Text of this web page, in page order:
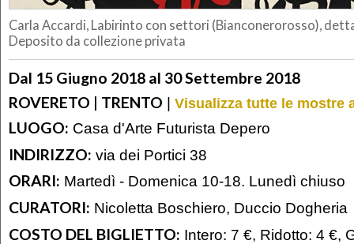
Carla Accardi, Labirinto con settori (Bianconerorosso),
Deposito da collezione privata
Dal 15 Giugno 2018 al 30 Settembre 2018
ROVERETO | TRENTO | Visualizza tutte le mostre
LUOGO: Casa d'Arte Futurista Depero
INDIRIZZO: via dei Portici 38
ORARI: Martedì - Domenica 10-18. Lunedì chiuso
CURATORI: Nicoletta Boschiero, Duccio Dogheria
COSTO DEL BIGLIETTO: Intero: 7 €, Ridotto: 4 €,